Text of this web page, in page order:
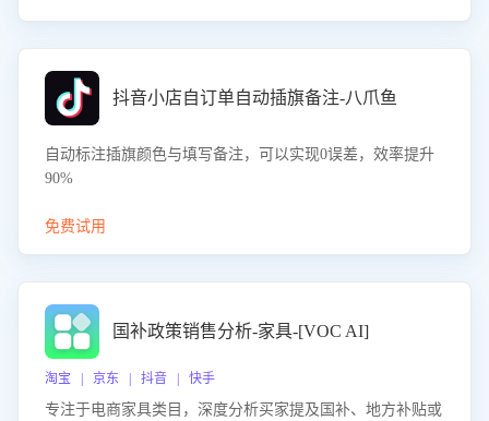
抖音小店自订单自动插旗备注-八爪鱼
自动标注插旗颜色与填写备注，可以实现0误差，效率提升
90%
免费试用
国补政策销售分析-家具-[VOC AI]
淘宝 | 京东 | 抖音 | 快手
专注于电商家具类目，深度分析买家提及国补、地方补贴或